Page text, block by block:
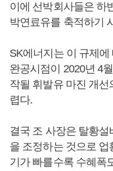
이에 선박회사들은 하
박연료유를 축적하기
SK에너지는 이 규제
완공시점이 2020년 4
작될 휘발유 마진 개선
렵다.
결국 조 사장은 탈황
을 조정하는 것으로 업
기가 빠를수록 수혜폭